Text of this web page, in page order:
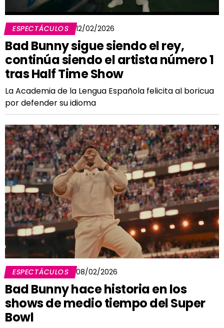
ESPECTÁCULOS 12/02/2026
Bad Bunny sigue siendo el rey,
continúa siendo el artista número 1
tras Half Time Show
La Academia de la Lengua Española felicita al boricua
por defender su idioma
ESPECTÁCULOS 08/02/2026
Bad Bunny hace historia en los
shows de medio tiempo del Super
Bowl